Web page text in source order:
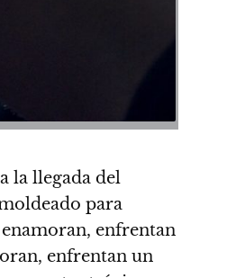
la llegada del
para
enfrentan
enfrentan un